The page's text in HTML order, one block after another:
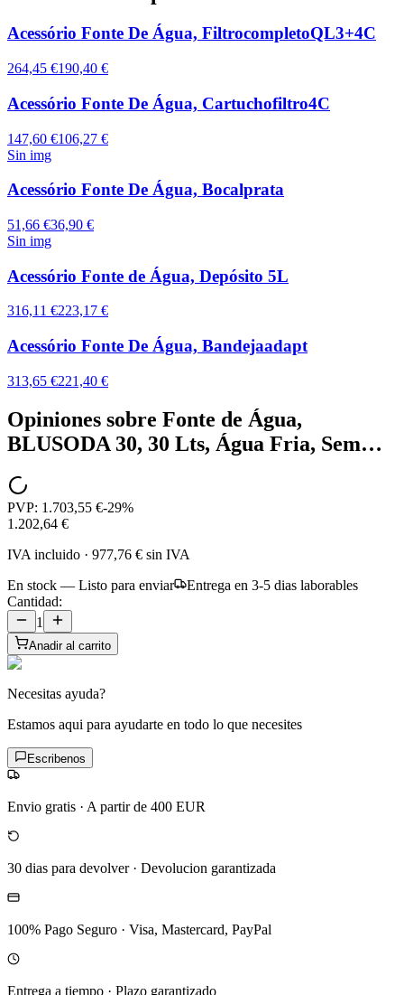
Acessório Fonte De Água, FiltrocompletoQL3+4C
264,45 €190,40 €
Acessório Fonte De Água, Cartuchofiltro4C
147,60 €106,27 €
Sin img
Acessório Fonte De Água, Bocalprata
51,66 €36,90 €
Sin img
Acessório Fonte de Água, Depósito 5L
316,11 €223,17 €
Acessório Fonte De Água, Bandejaadapt
313,65 €221,40 €
Opiniones sobre Fonte de Água,
BLUSODA 30, 30 Lts, Água Fria, Sem…
PVP: 1.703,55 €-29%
1.202,64 €
IVA incluido · 977,76 € sin IVA
En stock — Listo para enviar
Entrega en 3-5 dias laborables
Cantidad:
1
Anadir al carrito
Necesitas ayuda?
Estamos aqui para ayudarte en todo lo que necesites
Escribenos
Envio gratis · A partir de 400 EUR
30 dias para devolver· Devolucion garantizada
100% Pago Seguro · Visa, Mastercard, PayPal
Entrega a tiempo · Plazo garantizado